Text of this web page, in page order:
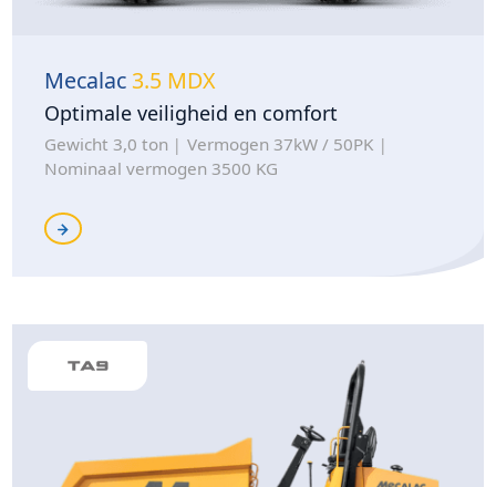
Mecalac3.5 MDX
Optimale veiligheid en comfort
Gewicht 3,0 ton
Vermogen 37kW / 50PK
Nominaal vermogen 3500 KG